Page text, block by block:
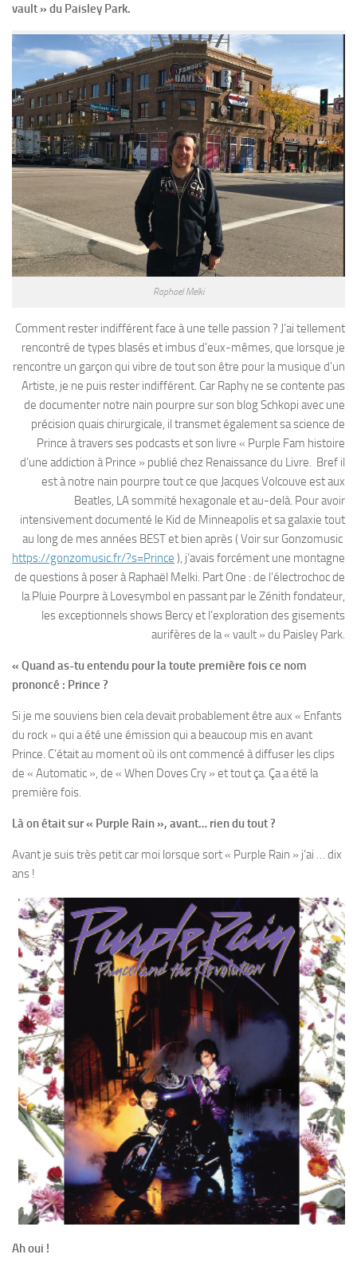
vault » du Paisley Park.
Raphael Melki
Comment rester indifférent face à une telle passion ? J’ai tellement
rencontré de types blasés et imbus d’eux-mêmes, que lorsque je
rencontre un garçon qui vibre de tout son être pour la musique d’un
Artiste, je ne puis rester indifférent. Car Raphy ne se contente pas
de documenter notre nain pourpre sur son blog Schkopi avec une
précision quais chirurgicale, il transmet également sa science de
Prince à travers ses podcasts et son livre « Purple Fam histoire
d’une addiction à Prince » publié chez Renaissance du Livre. Bref il
est à notre nain pourpre tout ce que Jacques Volcouve est aux
Beatles, LA sommité hexagonale et au-delà. Pour avoir
intensivement documenté le Kid de Minneapolis et sa galaxie tout
au long de mes années BEST et bien après ( Voir sur Gonzomusic
https://gonzomusic.fr/?s=Prince ), j’avais forcément une montagne
de questions à poser à Raphaël Melki. Part One : de l’électrochoc de
la Pluie Pourpre à Lovesymbol en passant par le Zénith fondateur,
les exceptionnels shows Bercy et l’exploration des gisements
aurifères de la « vault » du Paisley Park.
« Quand as-tu entendu pour la toute première fois ce nom
prononcé : Prince ?
Si je me souviens bien cela devait probablement être aux « Enfants
du rock » qui a été une émission qui a beaucoup mis en avant
Prince. C’était au moment où ils ont commencé à diffuser les clips
de « Automatic », de « When Doves Cry » et tout ça. Ça a été la
première fois.
Là on était sur « Purple Rain », avant… rien du tout ?
Avant je suis très petit car moi lorsque sort « Purple Rain » j’ai … dix
ans !
Ah oui !